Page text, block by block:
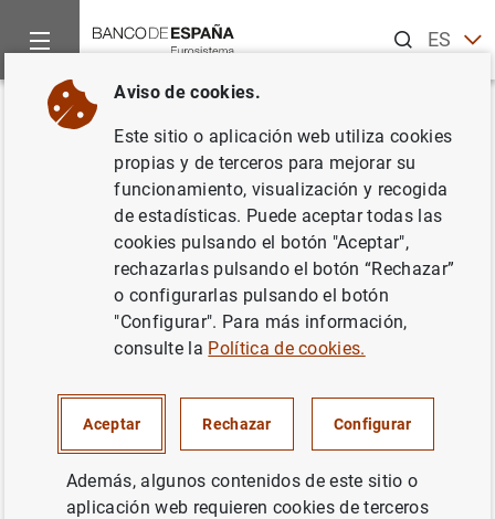
ESEN
Inicio Noticias y eventos
Volver
Pruebas de resistencia 2011 al
sector bancario europeo
sector bancario europeo
Presentación del Gobernador (515KB)
Aviso de cookies.
Este sitio o aplicación web utiliza cookies
propias y de terceros para mejorar su
funcionamiento, visualización y recogida
de estadísticas. Puede aceptar todas las
cookies pulsando el botón "Aceptar",
rechazarlas pulsando el botón “Rechazar”
o configurarlas pulsando el botón
"Configurar". Para más información,
consulte la Política de cookies.
Aceptar Rechazar Configurar
Además, algunos contenidos de este sitio o
aplicación web requieren cookies de terceros